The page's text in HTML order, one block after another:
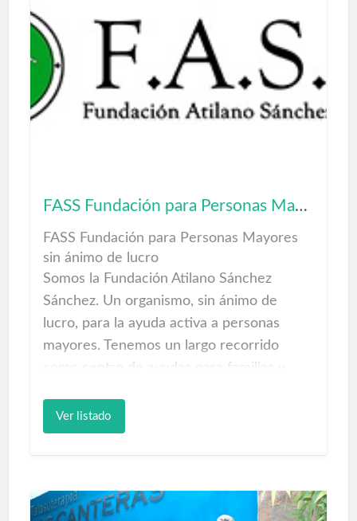
Centros Rehabilitación Fisioterapia
Barcelona
Para farmacias online
FASS Fundación para Personas Mayores
FASS Fundación para Personas Mayores
sin ánimo de lucro
Somos la Fundación Atilano Sánchez
Sánchez. Un organismo, sin ánimo de
lucro, para la ayuda activa a personas
mayores. Tenemos un largo recorrido
como centro de ayudas para familias y
soporte, ya sea información o ayudas
humanas y técnicas. Abordamos cualquier
tipo de gestión y ayuda para el bienestar
Sabemos de la importancia que son las
Ver listado